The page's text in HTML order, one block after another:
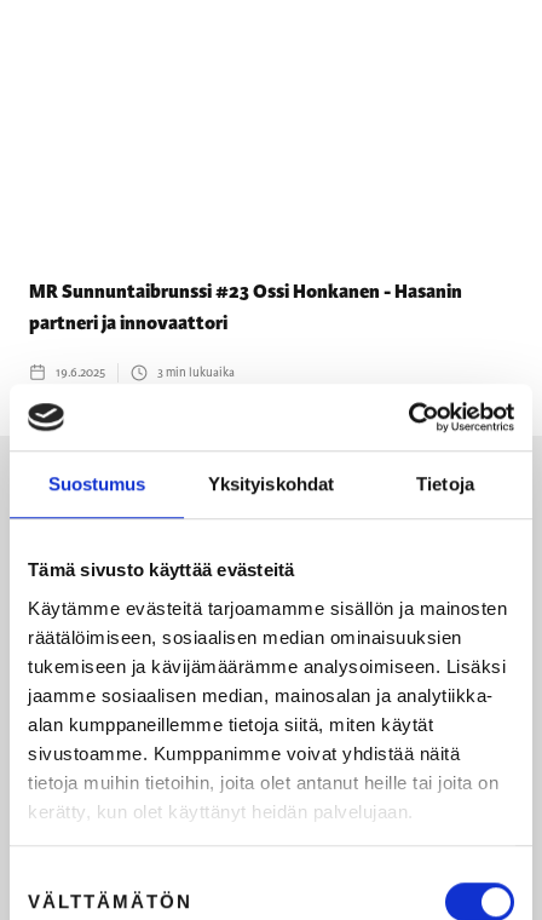
Suostumus Yksityiskohdat Tietoja
Tämä sivusto käyttää evästeitä
Käytämme evästeitä tarjoamamme sisällön ja mainosten
räätälöimiseen, sosiaalisen median ominaisuuksien
tukemiseen ja kävijämäärämme analysoimiseen. Lisäksi
jaamme sosiaalisen median, mainosalan ja analytiikka-
alan kumppaneillemme tietoja siitä, miten käytät
sivustoamme. Kumppanimme voivat yhdistää näitä
tietoja muihin tietoihin, joita olet antanut heille tai joita on
kerätty, kun olet käyttänyt heidän palvelujaan.
valinta
VÄLTTÄMÄTÖN
MR Sunnuntaibrunssi #23 Ossi Honkanen - Hasanin
partneri ja innovaattori
19.6.2025 3min lukuaika